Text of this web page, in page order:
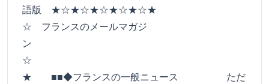
語版 ★☆★☆★☆★☆★☆★
☆ フランスのメールマガジ
ン
☆
★ ■■◆フランスの一般ニュース ただ